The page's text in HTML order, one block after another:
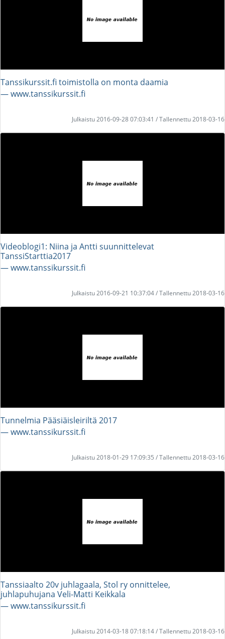
Tanssikurssit.fi toimistolla on monta daamia
― www.tanssikurssit.fi
Julkaistu 2016-09-28 07:03:41 / Tallennettu 2018-03-16
Videoblogi1: Niina ja Antti suunnittelevat
TanssiStarttia2017
― www.tanssikurssit.fi
Julkaistu 2016-09-21 10:37:04 / Tallennettu 2018-03-16
Tunnelmia Pääsiäisleiriltä 2017
― www.tanssikurssit.fi
Julkaistu 2018-01-29 17:09:35 / Tallennettu 2018-03-16
Tanssiaalto 20v juhlagaala, Stol ry onnittelee,
juhlapuhujana Veli-Matti Keikkala
― www.tanssikurssit.fi
Julkaistu 2014-03-18 07:18:14 / Tallennettu 2018-03-16